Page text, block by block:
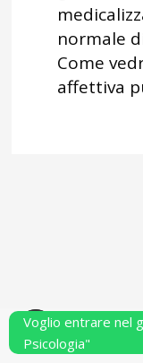
normale
Come
affettiva
Voglio entrare nel
Psicologia"